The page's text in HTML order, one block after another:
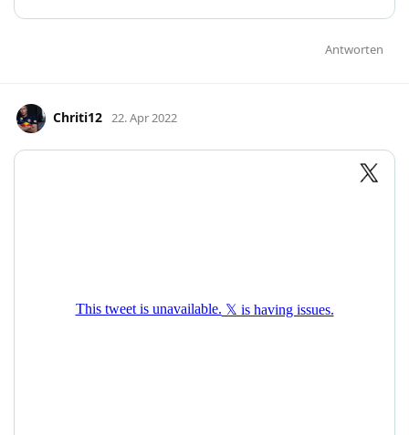
Antworten
Chriti12 22. Apr 2022